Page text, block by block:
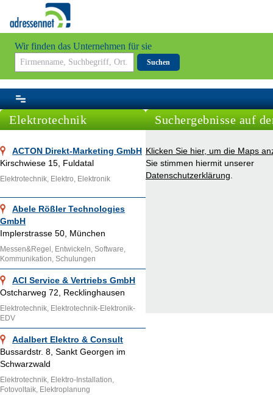
Wir finden das Unternehmen für sie
Suchen
Elektrotechnik
ACTON Direkt-Marketing GmbH
Kirschwiese 15, Fuldatal
Elektrotechnik, Elektro, Elektronik
Abele Rößler Technologies
GmbH
Implerstrasse 50, München
Messen&Regel, Entwickeln, Software,
Kommunikation, Schulungen
ACI Service & Vertriebs GmbH
Ostcharweg 72, Recklinghausen
Elektrotechnik, Elektrotechnik-Elektronik-
EDV
Adalbert Elektro & Consult
Bussardstr. 8, Sankt Georgen im
Schwarzwald
Elektrotechnik, Elektro-Installation,
Fotovoltaik, Elektroplanung
Suchergebnisse auf
Klicken Sie hier, um die Maps
Sie stimmen hiermit unserer
Datenschutzerklärung